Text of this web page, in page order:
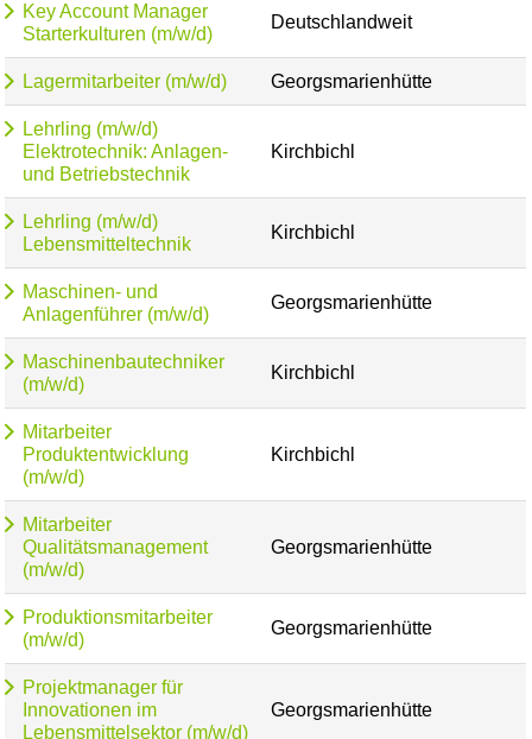
Key Account Manager
Starterkulturen (m/w/d)
Deutschlandweit
Lagermitarbeiter (m/w/d) Georgsmarienhütte
Lehrling (m/w/d)
Elektrotechnik: Anlagen-
und Betriebstechnik
Kirchbichl
Lehrling (m/w/d)
Lebensmitteltechnik
Kirchbichl
Maschinen- und
Anlagenführer (m/w/d)
Georgsmarienhütte
Maschinenbautechniker
(m/w/d)
Kirchbichl
Mitarbeiter
Produktentwicklung
(m/w/d)
Kirchbichl
Mitarbeiter
Qualitätsmanagement
(m/w/d)
Georgsmarienhütte
Produktionsmitarbeiter
(m/w/d)
Georgsmarienhütte
Projektmanager für
Innovationen im
Lebensmittelsektor (m/w/d)
Georgsmarienhütte